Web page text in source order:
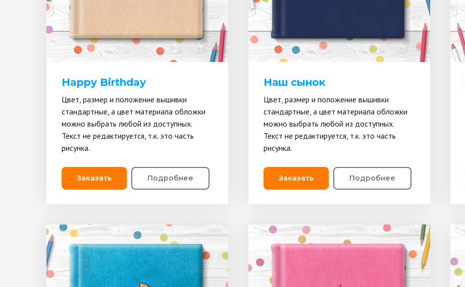
Happy Birthday
Цвет, размер и положение вышивки
стандартные, а цвет материала обложки
можно выбрать любой из доступных.
Текст не редактируется, т.к. это часть
рисунка.
Заказать Подробнее
Наш сынок
Цвет, размер и положение вышивки
стандартные, а цвет материала обложки
можно выбрать любой из доступных.
Текст не редактируется, т.к. это часть
рисунка.
Заказать Подробнее